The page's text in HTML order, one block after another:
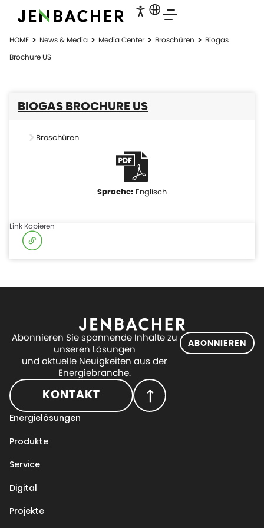
HOME News & Media Media Center Broschüren
Biogas
Brochure US
BIOGAS BROCHURE US
Broschüren
Englisch
Link Kopieren
Abonnieren Sie spannende Inhalte zu
unseren Lösungen
und aktuelle Neuigkeiten aus der
Energiebranche.
ABONNIEREN
KONTAKT
Energielösungen
Produkte
Service
Digital
Projekte